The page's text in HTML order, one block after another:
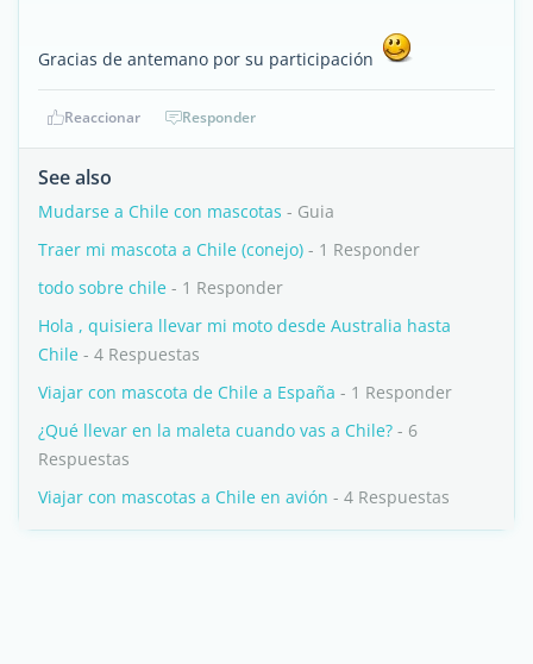
Gracias de antemano por su participación
Reaccionar Responder
See also
Mudarse a Chile con mascotas - Guia
Traer mi mascota a Chile (conejo) - 1 Responder
todo sobre chile - 1 Responder
Hola , quisiera llevar mi moto desde Australia hasta
Chile - 4 Respuestas
Viajar con mascota de Chile a España - 1 Responder
¿Qué llevar en la maleta cuando vas a Chile? - 6
Respuestas
Viajar con mascotas a Chile en avión - 4 Respuestas